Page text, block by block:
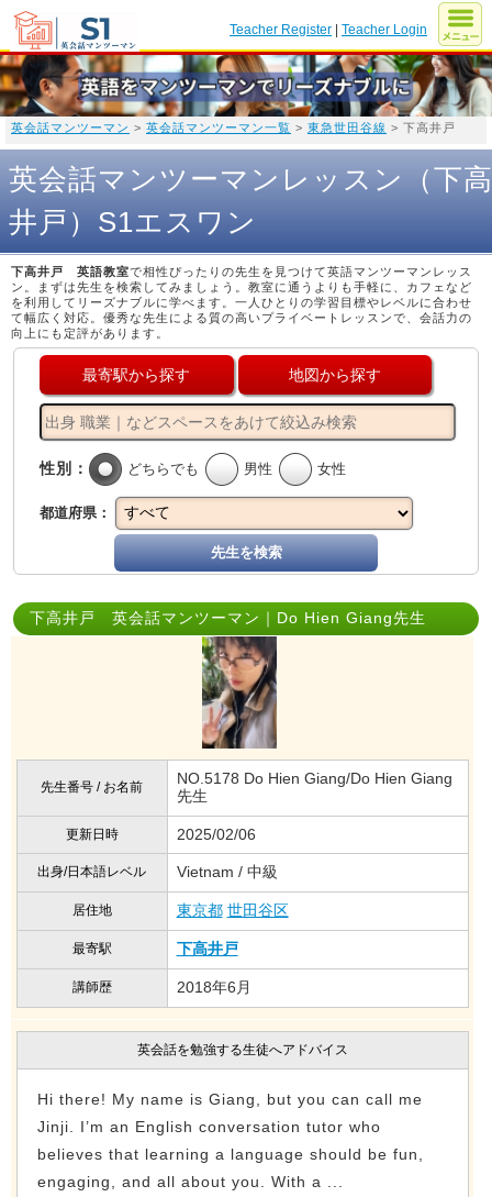
Teacher Register |Teacher Login
英会話マンツーマン > 英会話マンツーマン一覧 > 東急世田谷線 > 下高井戸
英会話マンツーマンレッスン（下高
井戸）S1エスワン
下高井戸 英語教室で相性ぴったりの先生を見つけて英語マンツーマンレッス
ン。まずは先生を検索してみましょう。教室に通うよりも手軽に、カフェなど
を利用してリーズナブルに学べます。一人ひとりの学習目標やレベルに合わせ
て幅広く対応。優秀な先生による質の高いプライベートレッスンで、会話力の
向上にも定評があります。
最寄駅から探す 地図から探す
性別： どちらでも 男性 女性
都道府県：
先生を検索
下高井戸 英会話マンツーマン｜Do Hien Giang先生
先生番号 / お名前
NO.5178 Do Hien Giang/Do Hien Giang
先生
更新日時 2025/02/06
出身/日本語レベル Vietnam / 中級
居住地 東京都 世田谷区
最寄駅 下高井戸
講師歴 2018年6月
英会話を勉強する生徒へアドバイス
Hi there! My name is Giang, but you can call me
Jinji. I’m an English conversation tutor who
believes that learning a language should be fun,
engaging, and all about you. With a ...